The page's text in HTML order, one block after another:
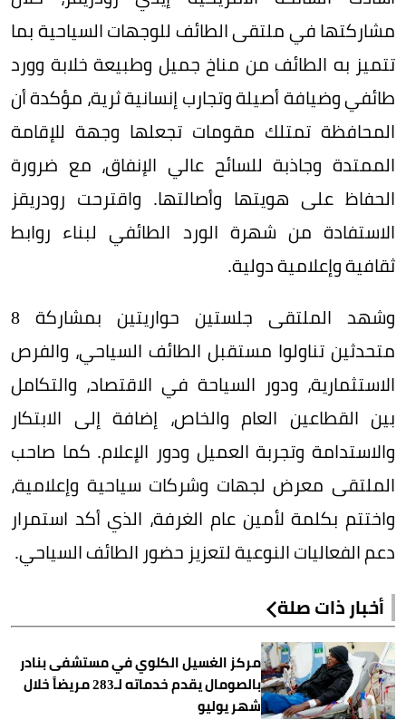
مشاركتها في ملتقى الطائف للوجهات السياحية بما
تتميز به الطائف من مناخ جميل وطبيعة خلابة وورد
طائفي وضيافة أصيلة وتجارب إنسانية ثرية، مؤكدة أن
المحافظة تمتلك مقومات تجعلها وجهة للإقامة
الممتدة وجاذبة للسائح عالي الإنفاق، مع ضرورة
الحفاظ على هويتها وأصالتها. واقترحت رودريقز
الاستفادة من شهرة الورد الطائفي لبناء روابط
ثقافية وإعلامية دولية.
وشهد الملتقى جلستين حواريتين بمشاركة 8
متحدثين تناولوا مستقبل الطائف السياحي، والفرص
الاستثمارية، ودور السياحة في الاقتصاد، والتكامل
بين القطاعين العام والخاص، إضافة إلى الابتكار
والاستدامة وتجربة العميل ودور الإعلام. كما صاحب
الملتقى معرض لجهات وشركات سياحية وإعلامية،
واختتم بكلمة لأمين عام الغرفة، الذي أكد استمرار
دعم الفعاليات النوعية لتعزيز حضور الطائف السياحي.
أخبار ذات صلة
مركز الغسيل الكلوي في مستشفى بنادر
بالصومال يقدم خدماته لـ283 مريضاً خلال
شهر يوليو